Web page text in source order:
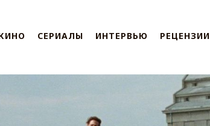
СЕРИАЛЫ ИНТЕРВЬЮ РЕЦЕНЗИИ